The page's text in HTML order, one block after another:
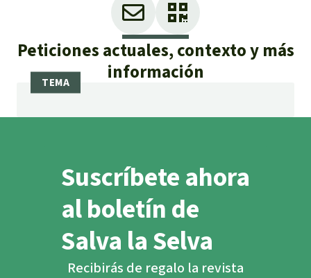
Peticiones actuales, contexto y más
información
Suscríbete ahora
al boletín de
Salva la Selva
Recibirás de regalo la revista